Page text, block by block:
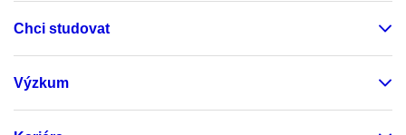
Chci studovat
Výzkum